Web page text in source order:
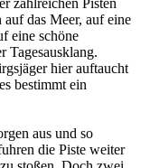
zahlreichen Pisten
das Meer, auf eine
eine schöne
Tagesausklang.
hier auftaucht
bestimmt ein
aus und so
die Piste weiter